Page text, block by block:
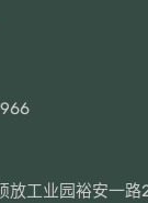
放工业园裕安一路